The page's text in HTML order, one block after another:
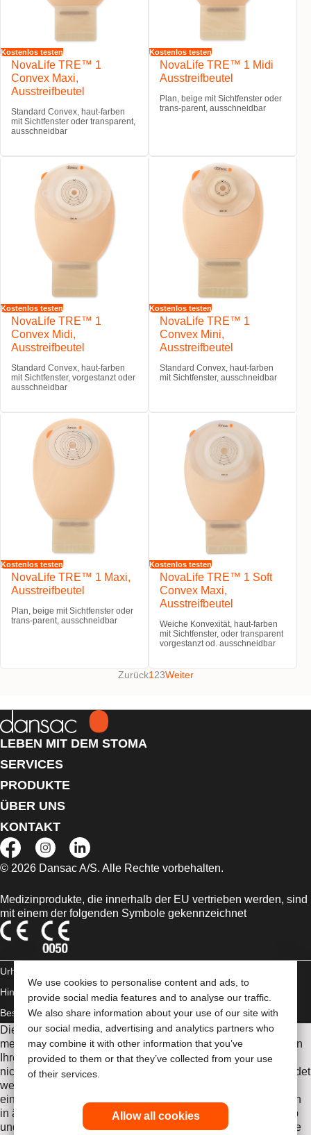
We use cookies to personalise content and ads, to
provide social media features and to analyse our traffic.
We also share information about your use of our site with
our social media, advertising and analytics partners who
may combine it with other information that you’ve
provided to them or that they’ve collected from your use
of their services.
Allow all cookies
Kostenlos testen
NovaLife TRE™ 1
Convex Maxi,
Ausstreifbeutel
Standard Convex, haut-farben
mit Sichtfenster oder transparent,
ausschneidbar
Kostenlos testen
NovaLife TRE™ 1 Midi
Ausstreifbeutel
Plan, beige mit Sichtfenster oder
trans-parent, ausschneidbar
Kostenlos testen
NovaLife TRE™ 1
Convex Midi,
Ausstreifbeutel
Standard Convex, haut-farben
mit Sichtfenster, vorgestanzt oder
ausschneidbar
Kostenlos testen
NovaLife TRE™ 1
Convex Mini,
Ausstreifbeutel
Standard Convex, haut-farben
mit Sichtfenster, ausschneidbar
Kostenlos testen
NovaLife TRE™ 1 Maxi,
Ausstreifbeutel
Plan, beige mit Sichtfenster oder
trans-parent, ausschneidbar
Kostenlos testen
NovaLife TRE™ 1 Soft
Convex Maxi,
Ausstreifbeutel
Weiche Konvexität, haut-farben
mit Sichtfenster, oder transparent
vorgestanzt od. ausschneidbar
Zurück1 23Weiter
LEBEN MIT DEM STOMA
SERVICES
PRODUKTE
ÜBER UNS
KONTAKT
© 2026 Dansac A/S. Alle Rechte vorbehalten.
Medizinprodukte, die innerhalb der EU vertrieben werden, sind
mit einem der folgenden Symbole gekennzeichnet
Urheberrechts-
Hinweis/Nutzungsbedingungen
Impressum
Datenschutz-
Bestimmungen Umgang mit Cookies
Die Informationen auf dieser Website sind nicht als
medizinische Beratung gedacht und sollen die Empfehlungen
Ihres eigenen Arztes oder anderer medizinischer Fachkräfte
nicht ersetzen. Diese Website sollte auch nicht dazu verwendet
werden, in einem medizinischen Notfall Hilfe zu suchen. In
einem medizinischen Notfall sollten Sie sich sofort persönlich
in ärztliche Behandlung begeben. Da sich Bestimmungen ab
und zu ändern, besuchen Sie bitte unsere Internetseite für die